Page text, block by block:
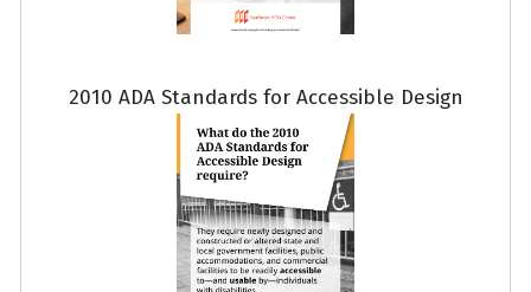
2010 ADA Standards for Accessible Design